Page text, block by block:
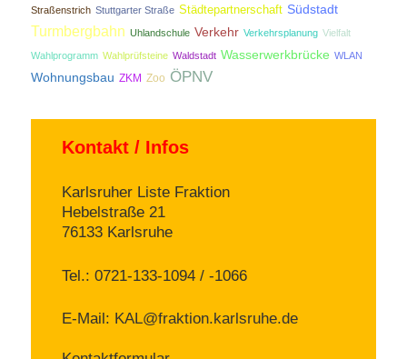
Straßenstrich Stuttgarter Straße Städtepartnerschaft Südstadt
Turmbergbahn Uhlandschule Verkehr Verkehrsplanung Vielfalt
Wahlprogramm Wahlprüfsteine Waldstadt Wasserwerkbrücke WLAN
Wohnungsbau ZKM Zoo ÖPNV
Kontakt / Infos
Karlsruher Liste Fraktion
Hebelstraße 21
76133 Karlsruhe
Tel.: 0721-133-1094 / -1066
E-Mail: KAL@fraktion.karlsruhe.de